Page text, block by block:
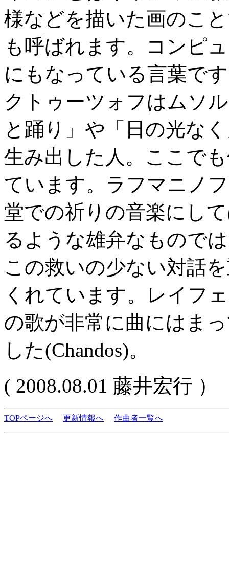
様などを描いた画のこ
も呼ばれます。コンピ
にもなっている言葉で
クトゥーツォフはムソ
と踊り」や「日の光な
生み出した人。ここで
ています。ラフマニノ
堂での祈りの音楽にし
るような雄弁なもので
この救いの少ない対話
くれています。レイフ
の歌が非常に曲にはま
した(Chandos)。
( 2008.08.01 藤井宏行 ）
TOPページへ 更新情報へ 作曲者一覧へ